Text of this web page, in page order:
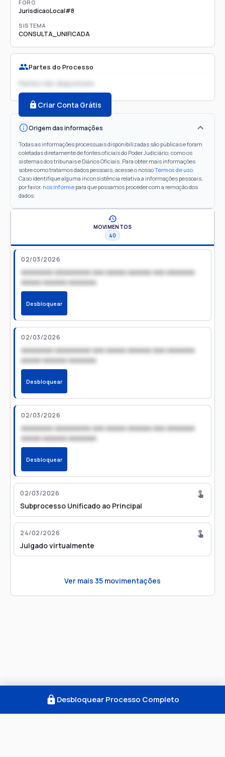
FORO
JurisdicaoLocal#8
SISTEMA
CONSULTA_UNIFICADA
Partes do Processo
Partes não disponíveis
Criar Conta Grátis
Origem das informações
Todas as informações processuais disponibilizadas são públicas e foram
coletadas diretamente de fontes oficiais do Poder Judiciário, como os
sistemas dos tribunais e Diários Oficiais. Para obter mais informações
sobre como tratamos dados pessoais, acesse o nossoTermos de uso.
Caso identifique alguma inconsistência relativa a informações pessoais,
por favor, nos informe para que possamos proceder com a remoção dos
dados.
MOVIMENTOS
40
02/03/2026
xxxxxxxx xxxxxxxxx xxx xxxxx xxxxxx xxx xxxxxxx
xxxxx xxxxxx xxxxxxx
Desbloquear
02/03/2026
xxxxxxxx xxxxxxxxx xxx xxxxx xxxxxx xxx xxxxxxx
xxxxx xxxxxx xxxxxxx
Desbloquear
02/03/2026
xxxxxxxx xxxxxxxxx xxx xxxxx xxxxxx xxx xxxxxxx
xxxxx xxxxxx xxxxxxx
Desbloquear
02/03/2026
Subprocesso Unificado ao Principal
24/02/2026
Julgado virtualmente
Ver mais 35 movimentações
Desbloquear Processo Completo